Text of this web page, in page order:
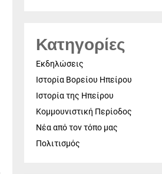
Κατηγορίες
Εκδηλώσεις
Ιστορία Βορείου Ηπείρου
Ιστορία της Ηπείρου
Κομμουνιστική Περίοδος
Νέα από τον τόπο μας
Πολιτισμός